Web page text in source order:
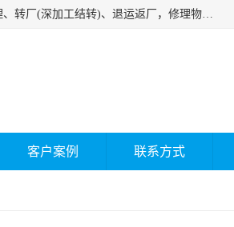
深圳市嘉盛行供应链有限公司 业务范围包括国际中转、一般贸易进出口代理、货运代理、转厂(深加工结转)、退运返厂，修理物品、直接退运、简单加工、更换包装、食品化妆品贴标进口、通关保税仓储，保税生产加工，香港仓库、中港运输专拼货运等服务
客户案例 联系方式